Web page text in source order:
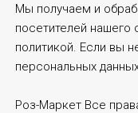
Мы получаем и
посетителей нашего
политикой . Если вы
персональных
Роз-Маркет Все